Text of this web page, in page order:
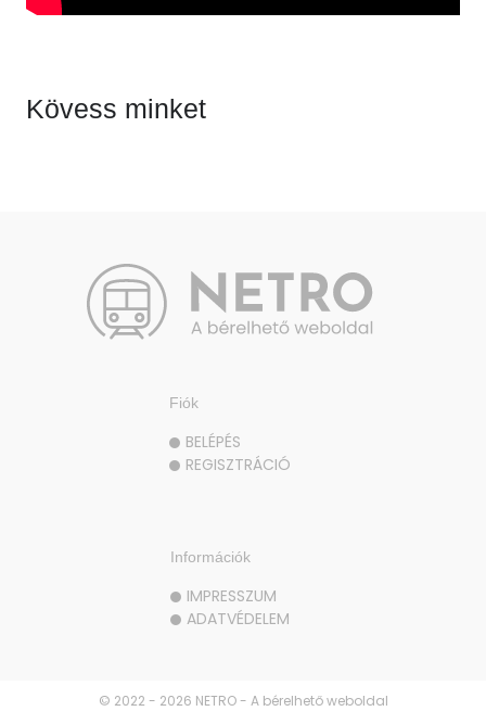
Kövess minket
Információk
IMPRESSZUM
ADATVÉDELEM
Fiók
BELÉPÉS
REGISZTRÁCIÓ
© 2022 - 2026 NETRO - A bérelhető weboldal